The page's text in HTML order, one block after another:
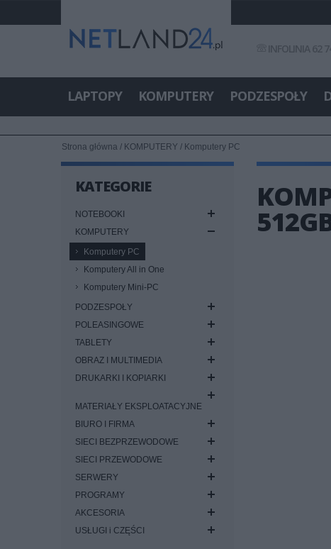
INFOLINIA 62
LAPTOPY KOMPUTERY PODZESPOŁY
Strona główna / KOMPUTERY / Komputery PC
KATEGORIE
NOTEBOOKI
KOMPUTERY
Komputery PC
Komputery All in One
Komputery Mini-PC
PODZESPOŁY
POLEASINGOWE
TABLETY
OBRAZ I MULTIMEDIA
DRUKARKI I KOPIARKI
MATERIAŁY EKSPLOATACYJNE
BIURO I FIRMA
SIECI BEZPRZEWODOWE
SIECI PRZEWODOWE
SERWERY
PROGRAMY
AKCESORIA
USŁUGI i CZĘŚCI